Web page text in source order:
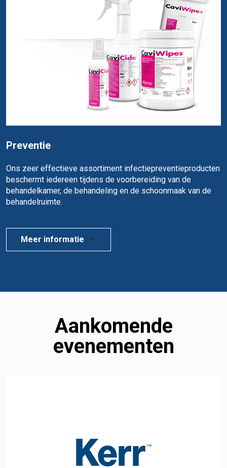
Preventie
Ons zeer effectieve assortiment infectiepreventieproducten
beschermt iedereen tijdens de voorbereiding van de
behandelkamer, de behandeling en de schoonmaak van de
behandelruimte.
Meer informatie
Aankomende
evenementen